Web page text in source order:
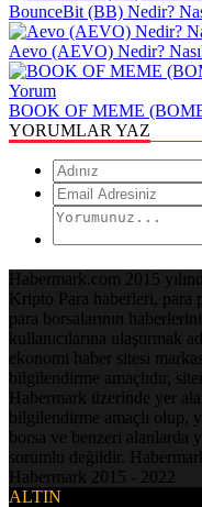
BounceBit (BB) Nedir?
Aevo (AEVO) Nedir?
BOOK OF MEME
YORUMLAR YAZ
Habermark.com 2015
Kripto Para haberleri, para
para borsalarının
kullanıcılarına ulaştırmak
ekonomi haber sitesi
bilgilendirme amaçlıdır,
Habermark üzerinde yer
bilgilendirme amaçlı olup,
borsa ve benzeri alanlarda
sorumlu değildir.
Habermark 2015 - 2022
ALTIN